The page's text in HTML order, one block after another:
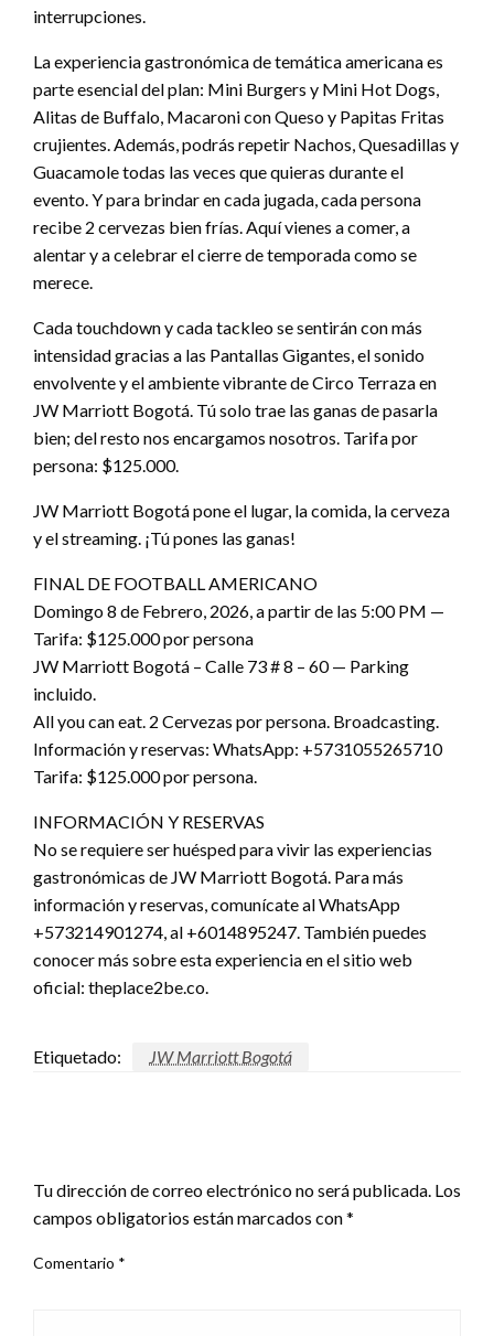
interrupciones.
La experiencia gastronómica de temática americana es
parte esencial del plan: Mini Burgers y Mini Hot Dogs,
Alitas de Buffalo, Macaroni con Queso y Papitas Fritas
crujientes. Además, podrás repetir Nachos, Quesadillas y
Guacamole todas las veces que quieras durante el
evento. Y para brindar en cada jugada, cada persona
recibe 2 cervezas bien frías. Aquí vienes a comer, a
alentar y a celebrar el cierre de temporada como se
merece.
Cada touchdown y cada tackleo se sentirán con más
intensidad gracias a las Pantallas Gigantes, el sonido
envolvente y el ambiente vibrante de Circo Terraza en
JW Marriott Bogotá. Tú solo trae las ganas de pasarla
bien; del resto nos encargamos nosotros. Tarifa por
persona: $125.000.
JW Marriott Bogotá pone el lugar, la comida, la cerveza
y el streaming. ¡Tú pones las ganas!
FINAL DE FOOTBALL AMERICANO
Domingo 8 de Febrero, 2026, a partir de las 5:00 PM —
Tarifa: $125.000 por persona
JW Marriott Bogotá – Calle 73 # 8 – 60 — Parking
incluido.
All you can eat. 2 Cervezas por persona. Broadcasting.
Información y reservas: WhatsApp: +5731055265710
Tarifa: $125.000 por persona.
INFORMACIÓN Y RESERVAS
No se requiere ser huésped para vivir las experiencias
gastronómicas de JW Marriott Bogotá. Para más
información y reservas, comunícate al WhatsApp
+573214901274, al +6014895247. También puedes
conocer más sobre esta experiencia en el sitio web
oficial: theplace2be.co.
Etiquetado: JW Marriott Bogotá
Tu dirección de correo electrónico no será publicada. Los
campos obligatorios están marcados con*
Comentario *